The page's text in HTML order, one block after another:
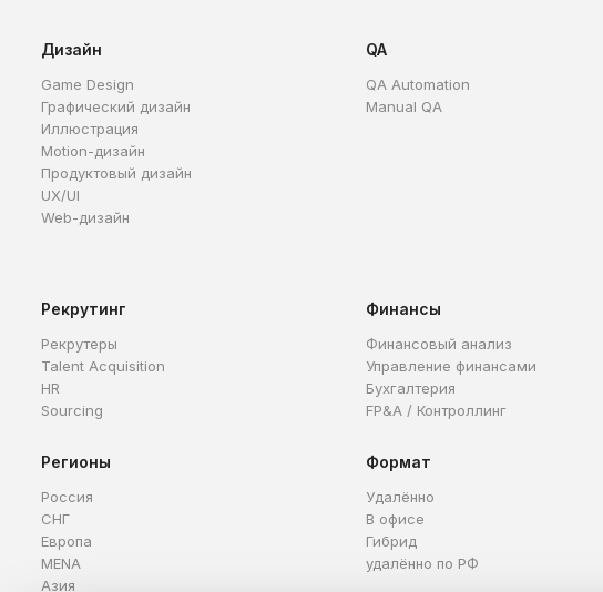
Дизайн
Game Design
Графический дизайн
Иллюстрация
Motion-дизайн
Продуктовый дизайн
UX/UI
Web-дизайн
QA
QA Automation
Manual QA
Рекрутинг
Рекрутеры
Talent Acquisition
HR
Sourcing
Финансы
Финансовый анализ
Управление финансами
Бухгалтерия
FP&A / Контроллинг
Регионы
Россия
СНГ
Европа
MENA
Азия
Формат
Удалённо
В офисе
Гибрид
удалённо по РФ